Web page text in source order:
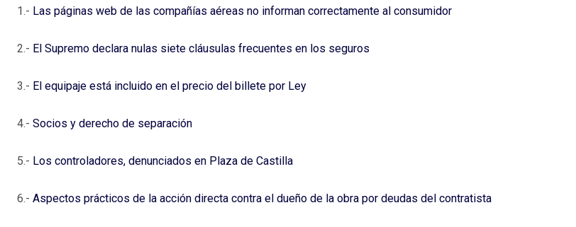
1.- Las páginas web de las compañías aéreas no informan correctamente al consumidor
2.- El Supremo declara nulas siete cláusulas frecuentes en los seguros
3.- El equipaje está incluido en el precio del billete por Ley
4.- Socios y derecho de separación
5.- Los controladores, denunciados en Plaza de Castilla
6.- Aspectos prácticos de la acción directa contra el dueño de la obra por deudas del contratista